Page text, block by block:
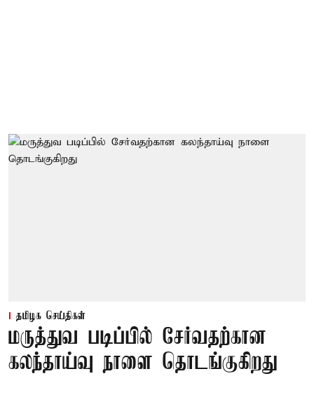
தமிழக செய்திகள்
மருத்துவ படிப்பில் சேர்வதற்கான
கலந்தாய்வு நாளை தொடங்குகிறது